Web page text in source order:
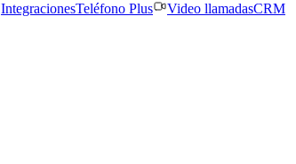
IntegracionesTeléfono Plus Video llamadasCRM